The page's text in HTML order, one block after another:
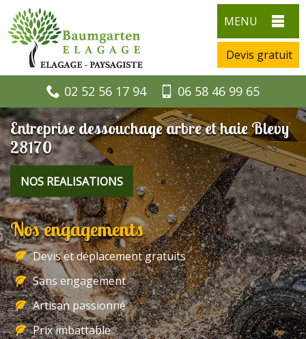
MENU
Devis gratuit
02 52 56 17 94 06 58 46 99 65
Entreprise dessouchage arbre et haie Blevy
28170
NOS REALISATIONS
Nos engagements
Devis et déplacement gratuits
Sans engagement
Artisan passionné
Prix imbattable